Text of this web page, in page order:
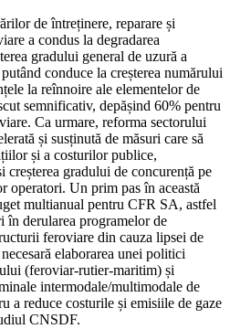
de întreținere, reparare și
a condus la degradarea
gradului general de uzură a
conduce la creșterea numărului
la reînnoire ale elementelor de
semnificativ, depășind 60% pentru
Ca urmare, reforma sectorului
și susținută de măsuri care să
și a costurilor publice,
creșterea gradului de concurență pe
operatori. Un prim pas în această
multianual pentru CFR SA, astfel
în derularea programelor de
feroviare din cauza lipsei de
elaborarea unei politici
(feroviar-rutier-maritim) și
intermodale/multimodale de
a reduce costurile și emisiile de gaze
CNSDF.